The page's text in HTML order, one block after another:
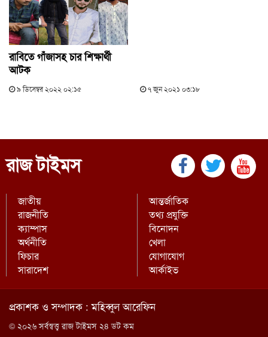
রাবিতে গাঁজাসহ চার শিক্ষার্থী
আটক
৯ ডিসেম্বর ২০২২ ০২:১৫ ৭ জুন ২০২১ ০৩:১৮
রাজ টাইমস
জাতীয়
রাজনীতি
আন্তর্জাতিক
তথ্য প্রযুক্তি
ক্যাম্পাস
অর্থনীতি
বিনোদন
খেলা
ফিচার
সারাদেশ
যোগাযোগ
আর্কাইভ
প্রকাশক ও সম্পাদক : মহিব্বুল আরেফিন
© ২০২৬ সর্বস্বত্ত্ব রাজ টাইমস ২৪ ডট কম